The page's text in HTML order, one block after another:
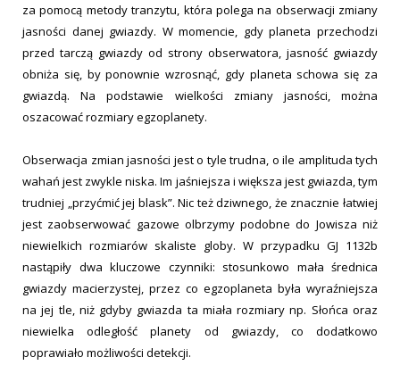
za pomocą metody tranzytu, która polega na obserwacji zmiany
jasności danej gwiazdy. W momencie, gdy planeta przechodzi
przed tarczą gwiazdy od strony obserwatora, jasność gwiazdy
obniża się, by ponownie wzrosnąć, gdy planeta schowa się za
gwiazdą. Na podstawie wielkości zmiany jasności, można
oszacować rozmiary egzoplanety.
Obserwacja zmian jasności jest o tyle trudna, o ile amplituda tych
wahań jest zwykle niska. Im jaśniejsza i większa jest gwiazda, tym
trudniej „przyćmić jej blask”. Nic też dziwnego, że znacznie łatwiej
jest zaobserwować gazowe olbrzymy podobne do Jowisza niż
niewielkich rozmiarów skaliste globy. W przypadku GJ 1132b
nastąpiły dwa kluczowe czynniki: stosunkowo mała średnica
gwiazdy macierzystej, przez co egzoplaneta była wyraźniejsza
na jej tle, niż gdyby gwiazda ta miała rozmiary np. Słońca oraz
niewielka odległość planety od gwiazdy, co dodatkowo
poprawiało możliwości detekcji.